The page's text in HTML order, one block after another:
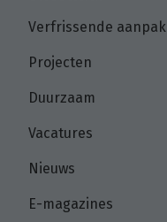
Verfrissende aanpak
Projecten
Duurzaam
Vacatures
Nieuws
E-magazines